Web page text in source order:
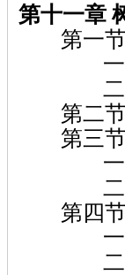
第十一章
第一节
一、树
二、树
第二节
第三节
一、树
二、典
第四节
一、
二、